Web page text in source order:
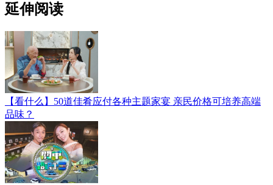
延伸阅读
【看什么】50道佳肴应付各种主题家宴 亲民价格可培养高端
品味？